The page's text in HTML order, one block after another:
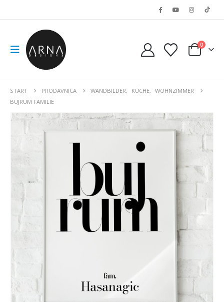
0
START PRODAVNICA WANDBILDER, KÜCHE, WOHNZIMMER
BUJRUM FAMILIE